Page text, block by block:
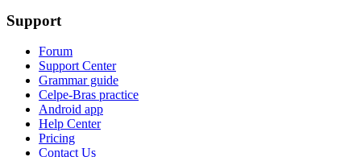
Support
Forum
Support Center
Grammar guide
Celpe-Bras practice
Android app
Help Center
Pricing
Contact Us